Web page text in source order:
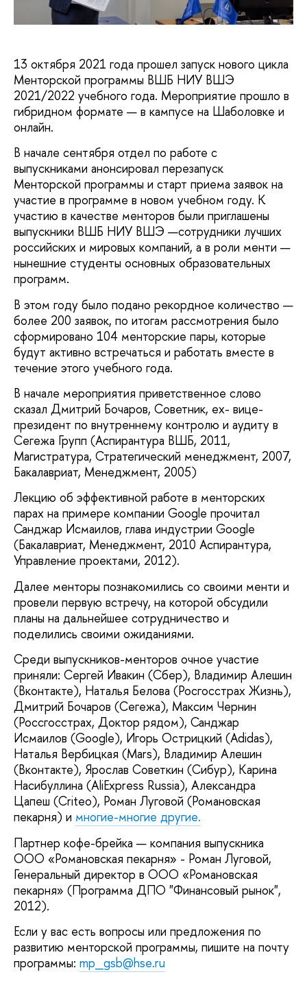
13 октября 2021 года прошел запуск нового цикла
Менторской программы ВШБ НИУ ВШЭ
2021/2022 учебного года. Мероприятие прошло в
гибридном формате — в кампусе на Шаболовке и
онлайн.
В начале сентября отдел по работе с
выпускниками анонсировал перезапуск
Менторской программы и старт приема заявок на
участие в программе в новом учебном году. К
участию в качестве менторов были приглашены
выпускники ВШБ НИУ ВШЭ —сотрудники лучших
российских и мировых компаний, а в роли менти —
нынешние студенты основных образовательных
программ.
В этом году было подано рекордное количество —
более 200 заявок, по итогам рассмотрения было
сформировано 104 менторские пары, которые
будут активно встречаться и работать вместе в
течение этого учебного года.
В начале мероприятия приветственное слово
сказал Дмитрий Бочаров, Советник, ex- вице-
президент по внутреннему контролю и аудиту в
Сегежа Групп (Аспирантура ВШБ, 2011,
Магистратура, Стратегический менеджмент, 2007,
Бакалавриат, Менеджмент, 2005)
Лекцию об эффективной работе в менторских
парах на примере компании Google прочитал
Санджар Исмаилов, глава индустрии Google
(Бакалавриат, Менеджмент, 2010 Аспирантура,
Управление проектами, 2012).
Далее менторы познакомились со своими менти и
провели первую встречу, на которой обсудили
планы на дальнейшее сотрудничество и
поделились своими ожиданиями.
Среди выпускников-менторов очное участие
приняли: Сергей Ивакин (Сбер), Владимир Алешин
(Вконтакте), Наталья Белова (Росгосстрах Жизнь),
Дмитрий Бочаров (Сегежа), Максим Чернин
(Россгосстрах, Доктор рядом), Санджар
Исмаилов (Google), Игорь Острицкий (Adidas),
Наталья Вербицкая (Mars), Владимир Алешин
(Вконтакте), Ярослав Советкин (Сибур), Карина
Насибуллина (AliExpress Russia), Александра
Цапеш (Criteo), Роман Луговой (Романовская
пекарня) и многие-многие другие.
Партнер кофе-брейка — компания выпускника
ООО «Романовская пекарня» - Роман Луговой,
Генеральный директор в ООО «Романовская
пекарня» (Программа ДПО "Финансовый рынок",
2012).
Если у вас есть вопросы или предложения по
развитию менторской программы, пишите на почту
программы: mp_gsb@hse.ru